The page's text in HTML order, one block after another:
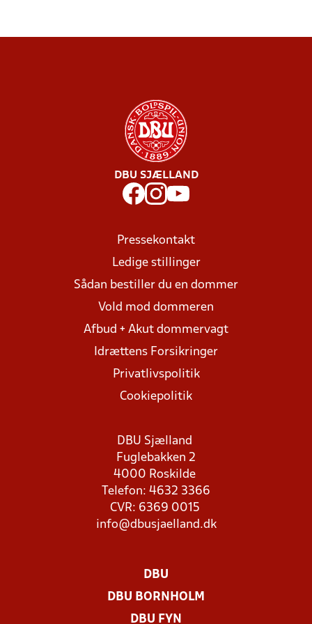
DBU SJÆLLAND
Pressekontakt
Ledige stillinger
Sådan bestiller du en dommer
Vold mod dommeren
Afbud + Akut dommervagt
Idrættens Forsikringer
Privatlivspolitik
Cookiepolitik
DBU Sjælland
Fuglebakken 2
4000 Roskilde
Telefon: 4632 3366
CVR: 6369 0015
info@dbusjaelland.dk
DBU
DBU BORNHOLM
DBU FYN